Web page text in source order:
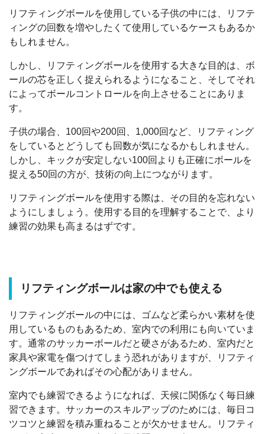
リフティングボールを使用している子供の中には、リフテ
ィングの回数を増やしたくて使用しているケースもあるか
もしれません。
しかし、リフティングボールを使用する大きな目的は、ボ
ールの芯を正しく捉えられるようになること、そしてそれ
によってボールコントロールを向上させることにありま
す。
子供の場合、100回や200回、1,000回など、リフティング
をしているとどうしても回数が気になるかもしれません。
しかし、キックが安定しない100回よりも正確にボールを
捉える50回の方が、技術の向上につながります。
リフティングボールを使用する際は、その目的を忘れない
ようにしましょう。使用する目的を理解することで、より
練習の効果も高まるはずです。
リフティングボールは家の中でも使える
リフティングボールの中には、ゴムなど柔らかい素材を使
用しているものもあるため、室内での利用にも向いていま
す。通常のサッカーボールだと硬さがあるため、室内だと
家具や家電を傷つけてしまう恐れがありますが、リフティ
ングボールであればその心配がありません。
室内でも練習できるようになれば、天候に関係なく毎日練
習できます。サッカーのスキルアップのためには、毎日コ
ツコツと練習を積み重ねることが欠かせません。リフティ